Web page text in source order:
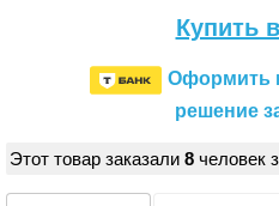
Купить
Оформить
решение
Этот товар заказали 8 человек